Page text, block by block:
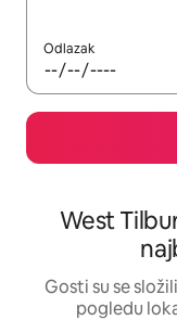
Odlazak
West
Gosti su se
pogledu